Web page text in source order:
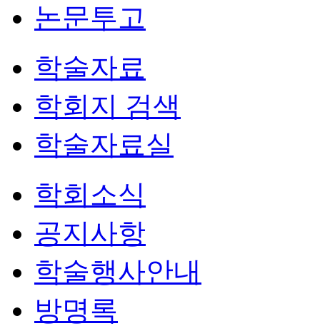
논문투고
학술자료
학회지 검색
학술자료실
학회소식
공지사항
학술행사안내
방명록